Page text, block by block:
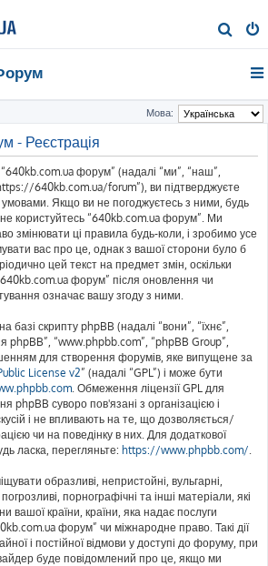
о
к
Мова:
- Реєстрація
форум” (надалі “ми”, “наш”,
640kb.com.ua/forum”), ви підтверджуєте
Якщо ви не погоджуєтесь з ними, будь
користуйтесь “640kb.com.ua форум”. Ми
змінювати ці правила будь-коли, і зробимо усе
вас про це, однак з вашої сторони було б
цей текст на предмет змін, оскільки
форум” після оновлення чи
означає вашу згоду з ними.
скрипту phpBB (надалі “вони”, “їхнє”,
phpBB”, “www.phpbb.com”, “phpBB Group”,
для створення форумів, яке випущене за
License v2” (надалі “GPL”) і може бути
. Обмеження ліцензії GPL для
phpBB суворо пов'язані з організацією і
і не впливають на те, що дозволяється/
чи на поведінку в них. Для додаткової
ласка, перегляньте: https://www.phpbb.com/.
образливі, непристойні, вульгарні,
порнографічні та інші матеріали, які
вашої країни, країни, яка надає послуги
форум” чи міжнародне право. Такі дії
і постійної відмови у доступі до форуму, при
буде повідомлений про це, якщо ми